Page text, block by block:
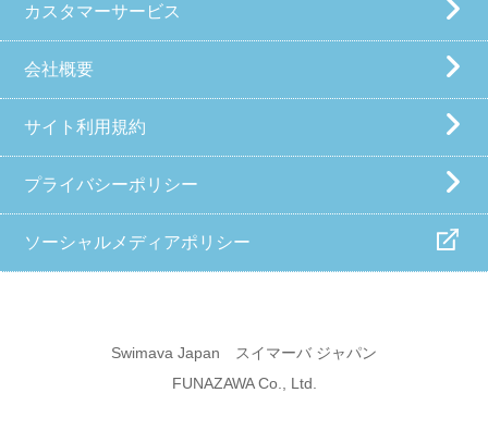
カスタマーサービス
会社概要
サイト利用規約
プライバシーポリシー
ソーシャルメディアポリシー
Swimava Japan スイマーバ ジャパン
FUNAZAWA Co., Ltd.